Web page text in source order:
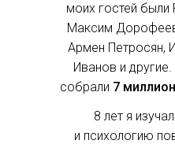
8 лет я
и психологию
моих гостей были
Максим
Армен Петросян,
Иванов и
собрали 7